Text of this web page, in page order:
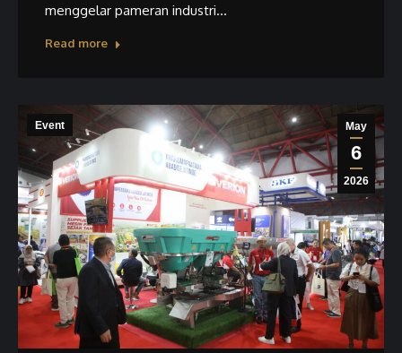
menggelar pameran industri…
Read more
May
6
2026
Event